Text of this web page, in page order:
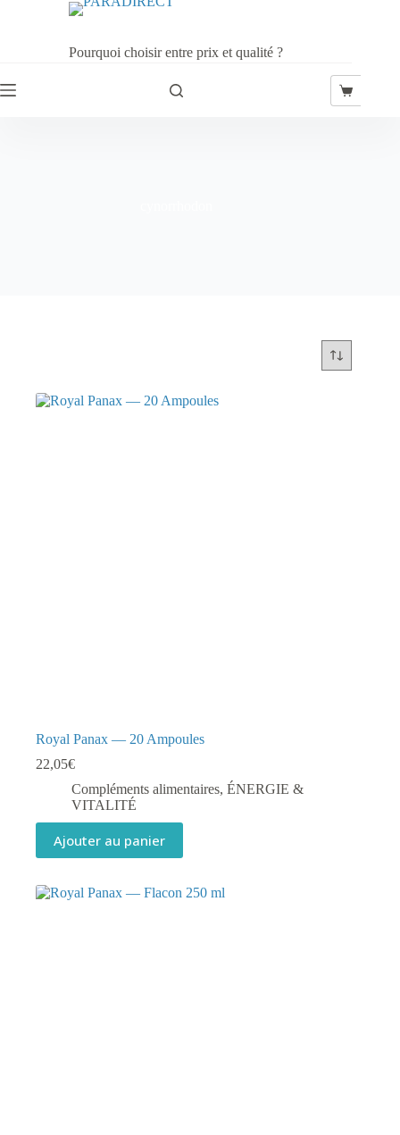
Pourquoi choisir entre prix et qualité ?
Panier
Royal Panax — 20 Ampoules
22,05€
Compléments alimentaires, ÉNERGIE &
VITALITÉ
Ajouter au panier